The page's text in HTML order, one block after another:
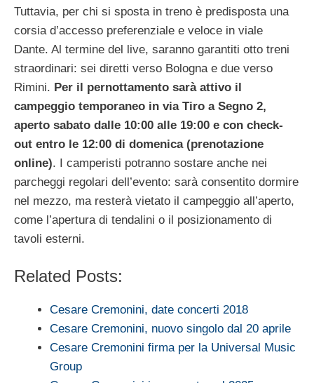
Tuttavia, per chi si sposta in treno è predisposta una
corsia d’accesso preferenziale e veloce in viale
Dante. Al termine del live, saranno garantiti otto treni
straordinari: sei diretti verso Bologna e due verso
Rimini. Per il pernottamento sarà attivo il
campeggio temporaneo in via Tiro a Segno 2,
aperto sabato dalle 10:00 alle 19:00 e con check-
out entro le 12:00 di domenica (prenotazione
online). I camperisti potranno sostare anche nei
parcheggi regolari dell’evento: sarà consentito dormire
nel mezzo, ma resterà vietato il campeggio all’aperto,
come l’apertura di tendalini o il posizionamento di
tavoli esterni.
Related Posts:
Cesare Cremonini, date concerti 2018
Cesare Cremonini, nuovo singolo dal 20 aprile
Cesare Cremonini firma per la Universal Music
Group